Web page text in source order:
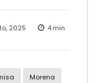
2025 4min
Morena